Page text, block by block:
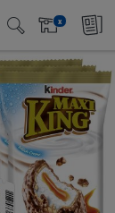
x